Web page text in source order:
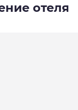
отеля